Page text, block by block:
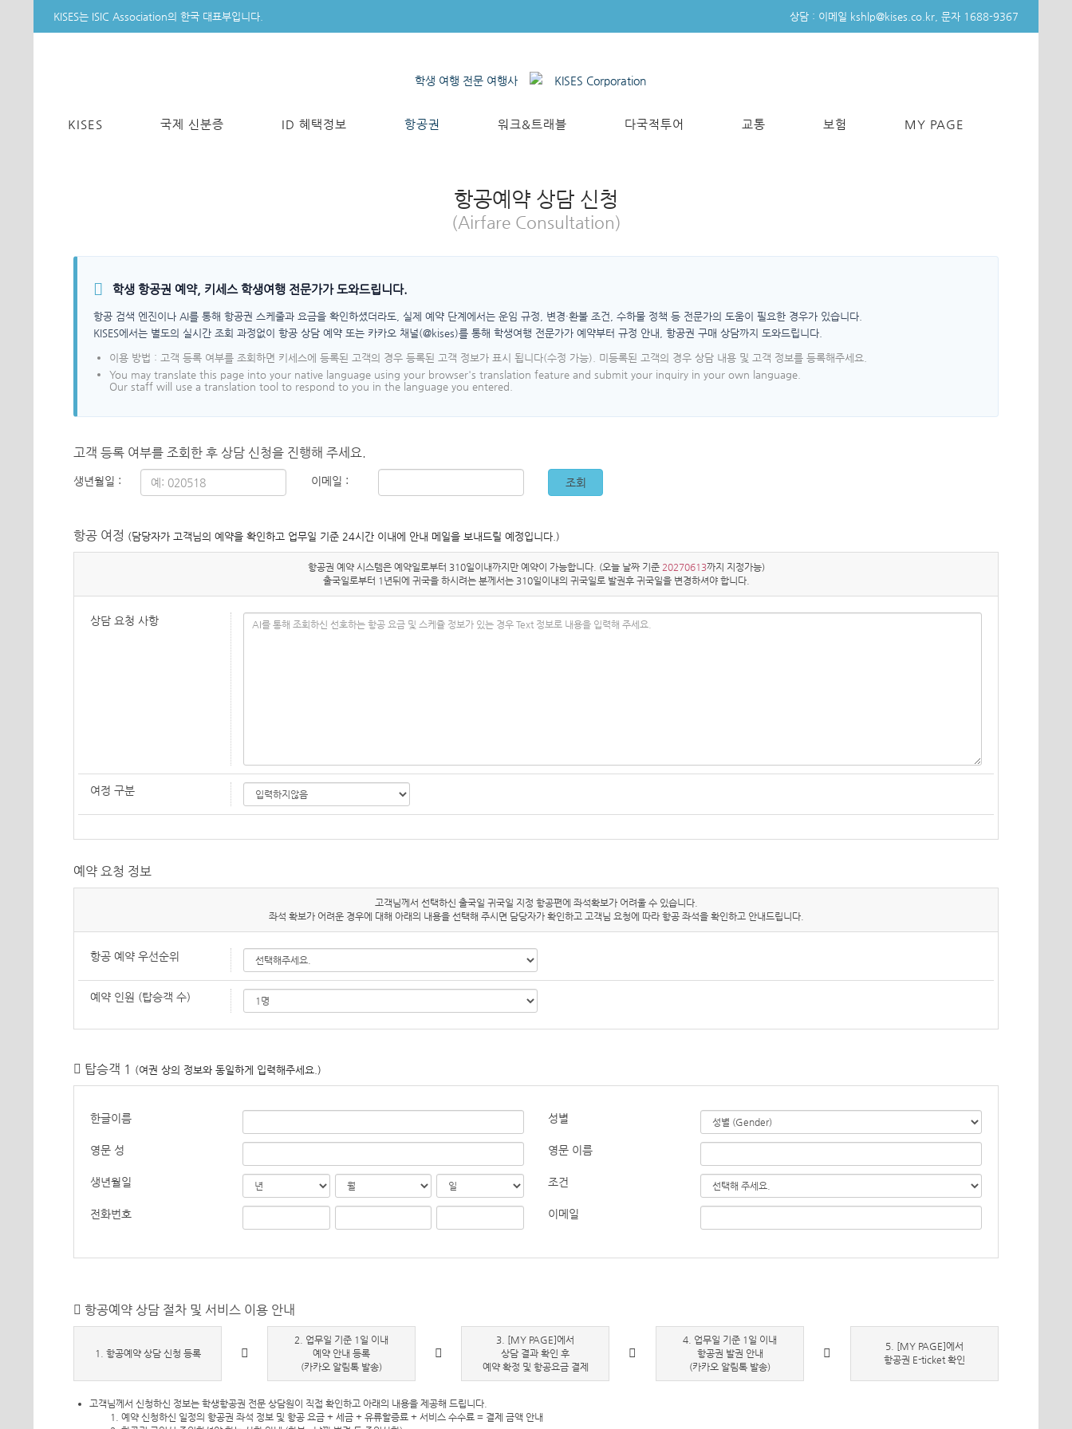
KISES는 ISIC Association의 한국 대표부입니다. 상담 : 이메일 kshlp@kises.co.kr, 문자 1688-9367
학생 여행 전문 여행사 KISES Corporation
KISES 국제 신분증 ID 혜택정보 항공권 워크&트래블 다국적투어 교통 보험 MY PAGE
항공예약 상담 신청
(Airfare Consultation)
학생 항공권 예약, 키세스 학생여행 전문가가 도와드립니다.
항공 검색 엔진이나 AI를 통해 항공권 스케줄과 요금을 확인하셨더라도, 실제 예약 단계에서는 운임 규정, 변경·환불 조건, 수하물 정책 등 전문가의 도움이 필요한 경우가 있습니다.
KISES에서는 별도의 실시간 조회 과정없이 항공 상담 예약 또는 카카오 채널(@kises)를 통해 학생여행 전문가가 예약부터 규정 안내, 항공권 구매 상담까지 도와드립니다.
이용 방법 : 고객 등록 여부를 조회하면 키세스에 등록된 고객의 경우 등록된 고객 정보가 표시 됩니다(수정 가능). 미등록된 고객의 경우 상담 내용 및 고객 정보를 등록해주세요.
You may translate this page into your native language using your browser's translation feature and submit your inquiry in your own language.
Our staff will use a translation tool to respond to you in the language you entered.
고객 등록 여부를 조회한 후 상담 신청을 진행해 주세요.
생년월일 : 이메일 : 조회
항공 여정 (담당자가 고객님의 예약을 확인하고 업무일 기준 24시간 이내에 안내 메일을 보내드릴 예정입니다.)
항공권 예약 시스템은 예약일로부터 310일이내까지만 예약이 가능합니다. (오늘 날짜 기준 20270613까지 지정가능)
출국일로부터 1년뒤에 귀국을 하시려는 분께서는 310일이내의 귀국일로 발권후 귀국일을 변경하셔야 합니다.
상담 요청 사항
여정 구분
예약 요청 정보
고객님께서 선택하신 출국일 귀국일 지정 항공편에 좌석확보가 어려울 수 있습니다.
좌석 확보가 어려운 경우에 대해 아래의 내용을 선택해 주시면 담당자가 확인하고 고객님 요청에 따라 항공 좌석을 확인하고 안내드립니다.
항공 예약 우선순위
예약 인원 (탑승객 수)
탑승객 1 (여권 상의 정보와 동일하게 입력해주세요.)
한글이름 성별
영문 성 영문 이름
생년월일 조건
전화번호 이메일
항공예약 상담 절차 및 서비스 이용 안내
1. 항공예약 상담 신청 등록
2. 업무일 기준 1일 이내
예약 안내 등록
(카카오 알림톡 발송)
3. [MY PAGE]에서
상담 결과 확인 후
예약 확정 및 항공요금 결제
4. 업무일 기준 1일 이내
항공권 발권 안내
(카카오 알림톡 발송)
5. [MY PAGE]에서
항공권 E-ticket 확인
고객님께서 신청하신 정보는 학생항공권 전문 상담원이 직접 확인하고 아래의 내용을 제공해 드립니다.
예약 신청하신 일정의 항공권 좌석 정보 및 항공 요금 + 세금 + 유류할증료 + 서비스 수수료 = 결제 금액 안내